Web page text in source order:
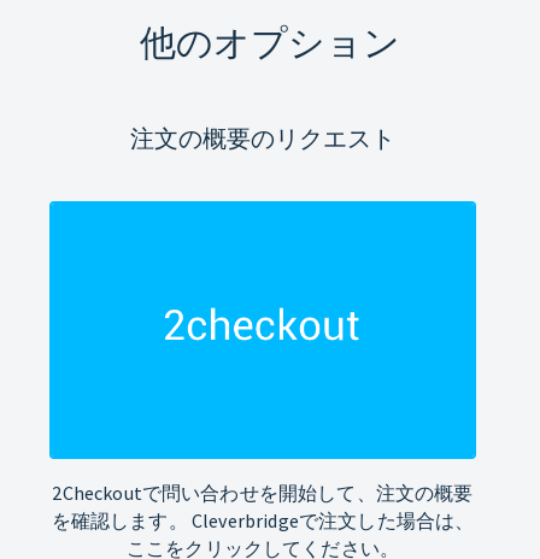
他のオプション
注文の概要のリクエスト
2Checkoutで問い合わせを開始して、注文の概要
を確認します。 Cleverbridgeで注文した場合は、
ここをクリックしてください。